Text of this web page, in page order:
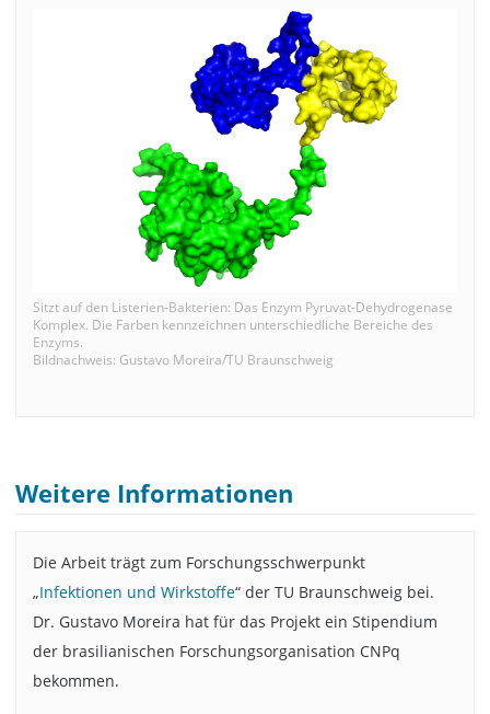
Sitzt auf den Listerien-Bakterien: Das Enzym Pyruvat-Dehydrogenase
Komplex. Die Farben kennzeichnen unterschiedliche Bereiche des
Enzyms.
Bildnachweis: Gustavo Moreira/TU Braunschweig
Weitere Informationen
Die Arbeit trägt zum Forschungsschwerpunkt
„Infektionen und Wirkstoffe“ der TU Braunschweig bei.
Dr. Gustavo Moreira hat für das Projekt ein Stipendium
der brasilianischen Forschungsorganisation CNPq
bekommen.